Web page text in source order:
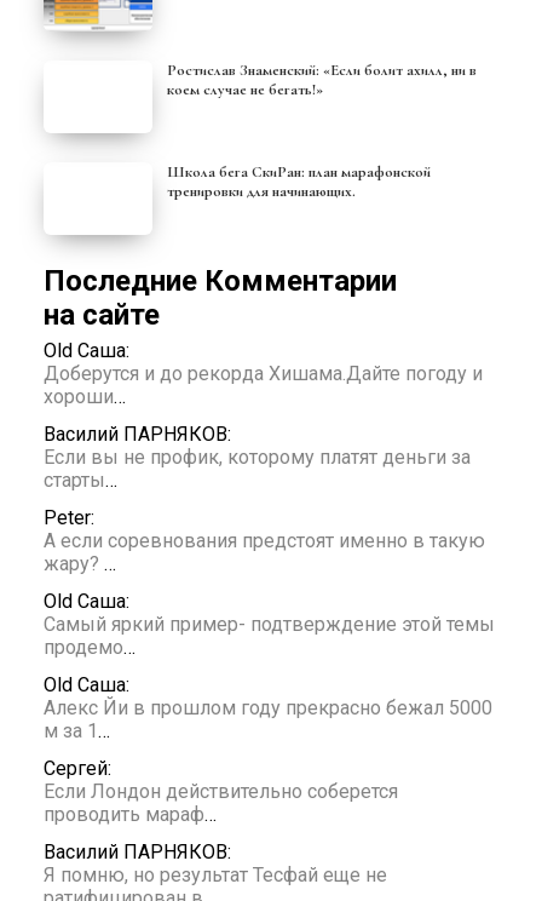
Ростислав Знаменский: «Если болит ахилл, ни в
коем случае не бегать!»
Школа бега СкиРан: план марафонской
тренировки для начинающих.
Последние Комментарии
на сайте
Old Саша:
Доберутся и до рекорда Хишама.Дайте погоду и
хороши…
Василий ПАРНЯКОВ:
Если вы не профик, которому платят деньги за
старты…
Peter:
А если соревнования предстоят именно в такую
жару? …
Old Саша:
Самый яркий пример- подтверждение этой темы
продемо…
Old Саша:
Алекс Йи в прошлом году прекрасно бежал 5000
м за 1 …
Сергей:
Если Лондон действительно соберется
проводить мараф…
Василий ПАРНЯКОВ:
Я помню, но результат Тесфай еще не